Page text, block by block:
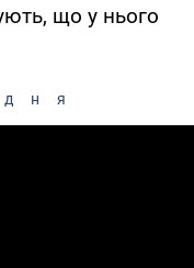
що у нього